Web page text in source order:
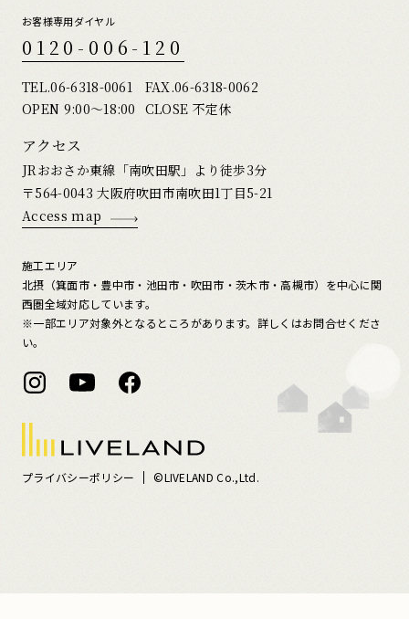
お客様専用ダイヤル
0120-006-120
TEL.06-6318-0061
FAX.06-6318-0062
OPEN 9:00〜18:00 CLOSE 不定休
アクセス
JRおおさか東線「南吹田駅」より徒歩3分
〒564-0043 大阪府吹田市南吹田1丁目5-21
Access map
施工エリア
北摂（箕面市・豊中市・池田市・吹田市・茨木市・高槻市）を中心に関
西圏全域対応しています。
※一部エリア対象外となるところがあります。詳しくはお問合せくださ
い。
プライバシーポリシー ©LIVELAND Co.,Ltd.